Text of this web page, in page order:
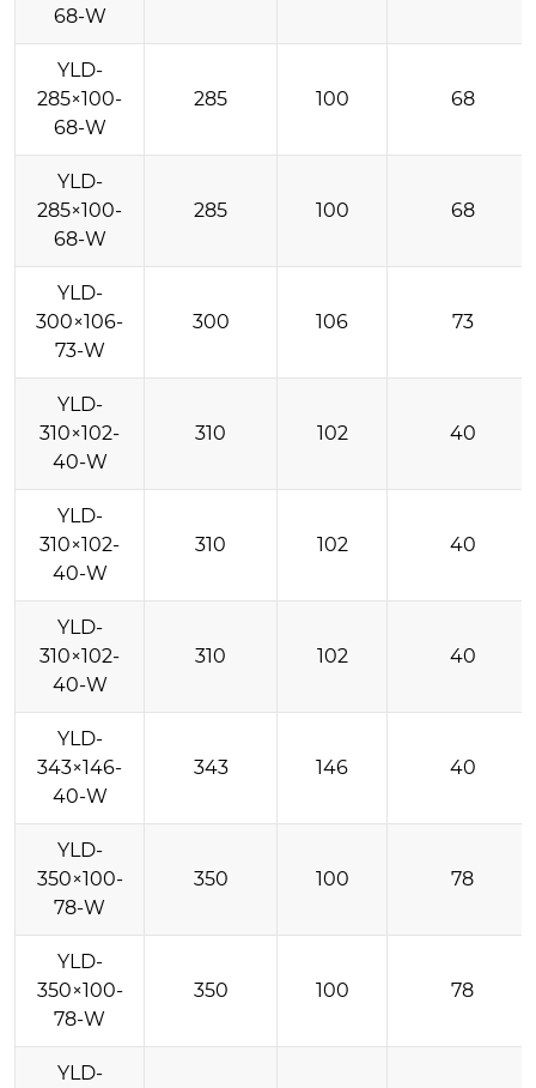
68-W
YLD-
285×100-
68-W
285 100 68
YLD-
285×100-
68-W
285 100 68
YLD-
300×106-
73-W
300 106 73
YLD-
310×102-
40-W
310 102 40
YLD-
310×102-
40-W
310 102 40
YLD-
310×102-
40-W
310 102 40
YLD-
343×146-
40-W
343 146 40
YLD-
350×100-
78-W
350 100 78
YLD-
350×100-
78-W
350 100 78
YLD-